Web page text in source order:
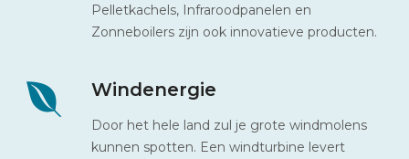
Pelletkachels, Infraroodpanelen en
Zonneboilers zijn ook innovatieve producten.
Windenergie
Door het hele land zul je grote windmolens
kunnen spotten. Een windturbine levert